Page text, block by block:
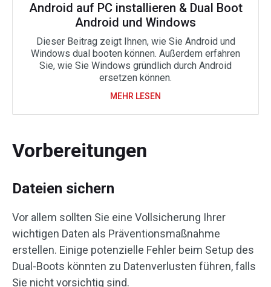
Android auf PC installieren & Dual Boot
Android und Windows
Dieser Beitrag zeigt Ihnen, wie Sie Android und
Windows dual booten können. Außerdem erfahren
Sie, wie Sie Windows gründlich durch Android
ersetzen können.
MEHR LESEN
Vorbereitungen
Dateien sichern
Vor allem sollten Sie eine Vollsicherung Ihrer
wichtigen Daten als Präventionsmaßnahme
erstellen. Einige potenzielle Fehler beim Setup des
Dual-Boots könnten zu Datenverlusten führen, falls
Sie nicht vorsichtig sind.